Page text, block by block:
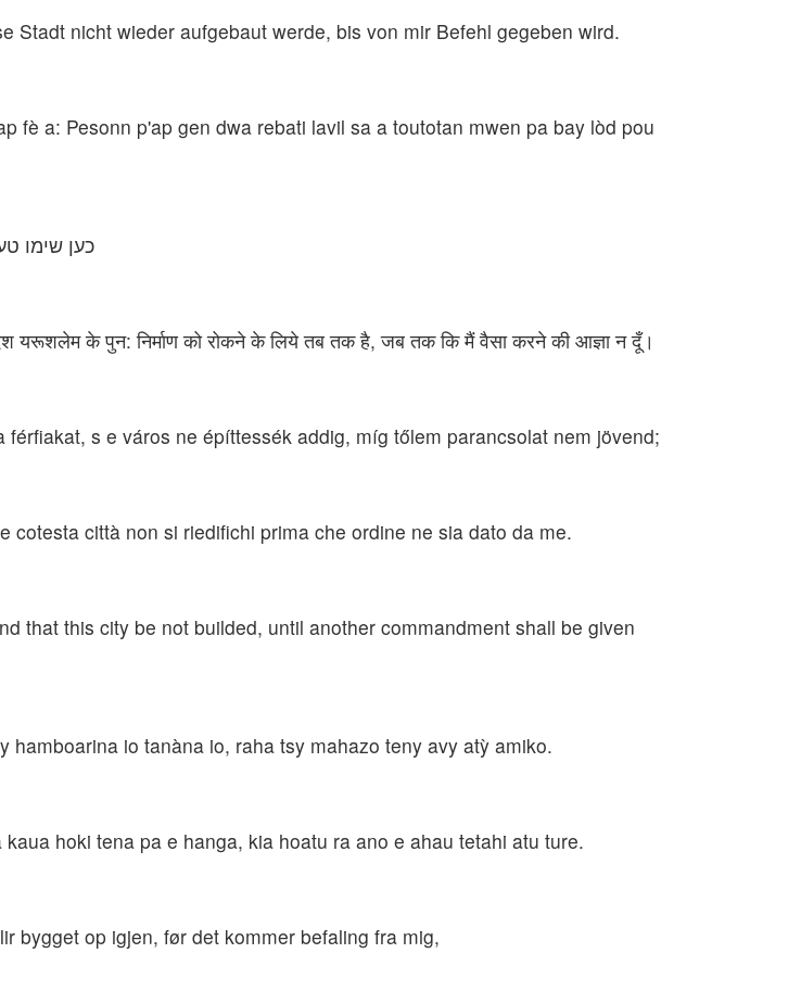
Stadt nicht wieder aufgebaut werde, bis von mir Befehl gegeben wird.
fè a: Pesonn p'ap gen dwa rebati lavil sa a toutotan mwen pa bay lòd pou
כען שימו
यरूशलेम के पुन: निर्माण को रोकने के लिये तब तक है, जब तक कि मैं वैसा करने की आज्ञा न दूँ।
s e város ne építtessék addig, míg tőlem parancsolat nem jövend;
città non si riedifichi prima che ordine ne sia dato da me.
that this city be not builded, until another commandment shall be given
io tanàna io, raha tsy mahazo teny avy atỳ amiko.
hoki tena pa e hanga, kia hoatu ra ano e ahau tetahi atu ture.
bygget op igjen, før det kommer befaling fra mig,